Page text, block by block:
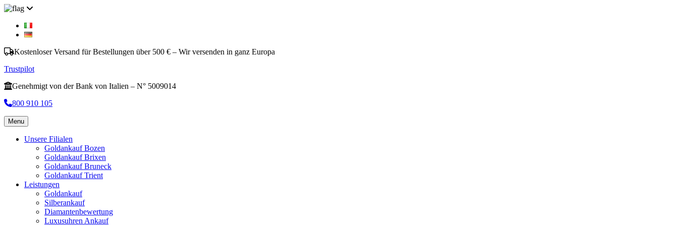
Kostenloser Versand für Bestellungen über 500 € – Wir versenden in ganz Europa
Trustpilot
Genehmigt von der Bank von Italien – N° 5009014
800 910 105
Menu
Unsere Filialen
Goldankauf Bozen
Goldankauf Brixen
Goldankauf Bruneck
Goldankauf Trient
Leistungen
Goldankauf
Silberankauf
Diamantenbewertung
Luxusuhren Ankauf